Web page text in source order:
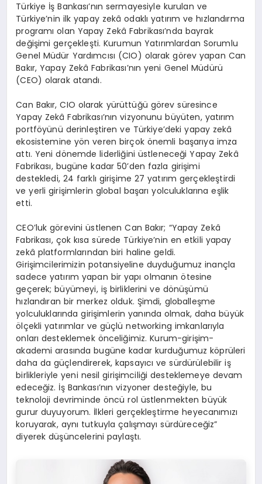
Türkiye İş Bankası’nın sermayesiyle kurulan ve
Türkiye’nin ilk yapay zekâ odaklı yatırım ve hızlandırma
programı olan Yapay Zekâ Fabrikası’nda bayrak
değişimi gerçekleşti. Kurumun Yatırımlardan Sorumlu
Genel Müdür Yardımcısı (CIO) olarak görev yapan Can
Bakır, Yapay Zekâ Fabrikası’nın yeni Genel Müdürü
(CEO) olarak atandı.
Can Bakır, CIO olarak yürüttüğü görev süresince
Yapay Zekâ Fabrikası’nın vizyonunu büyüten, yatırım
portföyünü derinleştiren ve Türkiye’deki yapay zekâ
ekosistemine yön veren birçok önemli başarıya imza
attı. Yeni dönemde liderliğini üstleneceği Yapay Zekâ
Fabrikası, bugüne kadar 50’den fazla girişimi
destekledi, 24 farklı girişime 27 yatırım gerçekleştirdi
ve yerli girişimlerin global başarı yolculuklarına eşlik
etti.
CEO’luk görevini üstlenen Can Bakır; “Yapay Zekâ
Fabrikası, çok kısa sürede Türkiye’nin en etkili yapay
zekâ platformlarından biri haline geldi.
Girişimcilerimizin potansiyeline duyduğumuz inançla
sadece yatırım yapan bir yapı olmanın ötesine
geçerek; büyümeyi, iş birliklerini ve dönüşümü
hızlandıran bir merkez olduk. Şimdi, globalleşme
yolculuklarında girişimlerin yanında olmak, daha büyük
ölçekli yatırımlar ve güçlü networking imkanlarıyla
onları desteklemek önceliğimiz. Kurum-girişim-
akademi arasında bugüne kadar kurduğumuz köprüleri
daha da güçlendirerek, kapsayıcı ve sürdürülebilir iş
birlikleriyle yeni nesil girişimciliği desteklemeye devam
edeceğiz. İş Bankası’nın vizyoner desteğiyle, bu
teknoloji devriminde öncü rol üstlenmekten büyük
gurur duyuyorum. İlkleri gerçekleştirme heyecanımızı
koruyarak, aynı tutkuyla çalışmayı sürdüreceğiz”
diyerek düşüncelerini paylaştı.